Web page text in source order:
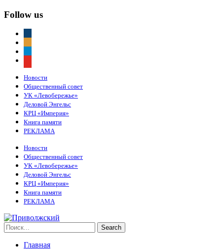
Follow us
Новости
Общественный совет
УК «Левобережье»
Деловой Энгельс
КРЦ «Империя»
Книга памяти
РЕКЛАМА
Новости
Общественный совет
УК «Левобережье»
Деловой Энгельс
КРЦ «Империя»
Книга памяти
РЕКЛАМА
Главная